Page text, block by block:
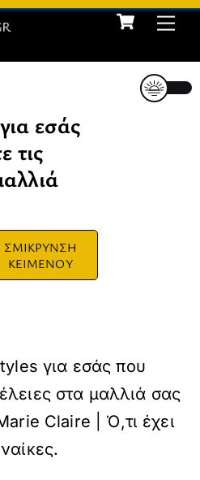
Cart
εσάς
τις
ΣΜΙΚΡΥΝΣΗ
ΚΕΙΜΕΝΟΥ
για εσάς που
στα μαλλιά σας
Claire | Ό,τι έχει